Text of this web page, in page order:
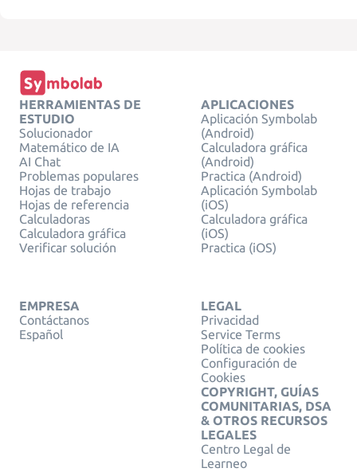
HERRAMIENTAS DE
ESTUDIO
Solucionador
Matemático de IA
AI Chat
Problemas populares
Hojas de trabajo
Hojas de referencia
Calculadoras
Calculadora gráfica
Verificar solución
APLICACIONES
Aplicación Symbolab
(Android)
Calculadora gráfica
(Android)
Practica (Android)
Aplicación Symbolab
(iOS)
Calculadora gráfica
(iOS)
Practica (iOS)
EMPRESA
Contáctanos
Español
LEGAL
Privacidad
Service Terms
Política de cookies
Configuración de
Cookies
COPYRIGHT, GUÍAS
COMUNITARIAS, DSA
& OTROS RECURSOS
LEGALES
Centro Legal de
Learneo